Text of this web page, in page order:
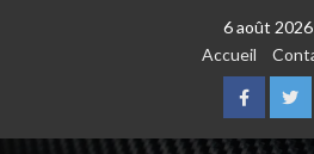
6 août 2026
Accueil
Facebook